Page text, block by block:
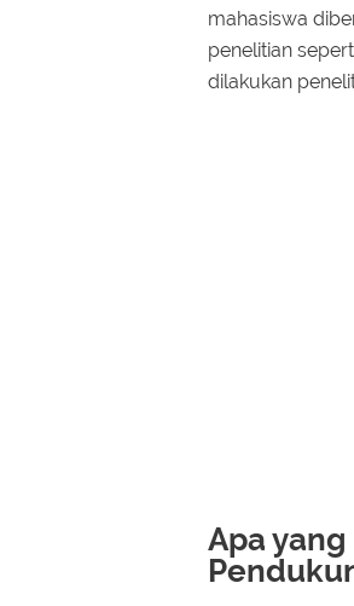
mahasiswa
penelitian
dilakukan
Apa